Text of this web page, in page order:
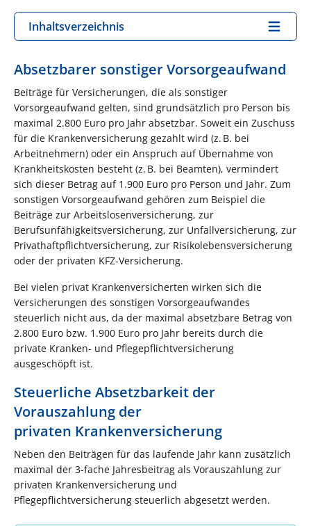
Inhaltsverzeichnis
Absetzbarer sonstiger Vorsorgeaufwand
Beiträge für Versicherungen, die als sonstiger
Vorsorgeaufwand gelten, sind grundsätzlich pro Person bis
maximal 2.800 Euro pro Jahr absetzbar. Soweit ein Zuschuss
für die Krankenversicherung gezahlt wird (z. B. bei
Arbeitnehmern) oder ein Anspruch auf Übernahme von
Krankheitskosten besteht (z. B. bei Beamten), vermindert
sich dieser Betrag auf 1.900 Euro pro Person und Jahr. Zum
sonstigen Vorsorgeaufwand gehören zum Beispiel die
Beiträge zur Arbeitslosenversicherung, zur
Berufsunfähigkeitsversicherung, zur Unfallversicherung, zur
Privathaftpflichtversicherung, zur Risikolebensversicherung
oder der privaten KFZ-Versicherung.
Bei vielen privat Krankenversicherten wirken sich die
Versicherungen des sonstigen Vorsorgeaufwandes
steuerlich nicht aus, da der maximal absetzbare Betrag von
2.800 Euro bzw. 1.900 Euro pro Jahr bereits durch die
private Kranken- und Pflegepflichtversicherung
ausgeschöpft ist.
Steuerliche Absetzbarkeit der
Vorauszahlung der
privaten Krankenversicherung
Neben den Beiträgen für das laufende Jahr kann zusätzlich
maximal der 3-fache Jahresbeitrag als Vorauszahlung zur
privaten Krankenversicherung und
Pflegepflichtversicherung steuerlich abgesetzt werden.